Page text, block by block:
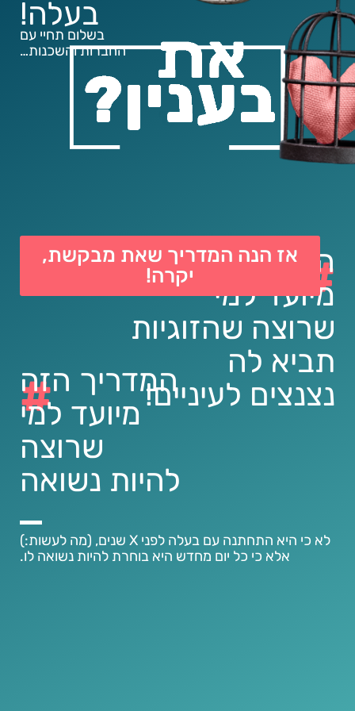
בעלה!
בשלום תחיי עם
החברות והשכנות…
#
המדריך הזה
מיועד למי
שרוצה שהזוגיות
תביא לה
נצנצים לעיניים!
#
המדריך הזה
מיועד למי
שרוצה
להיות נשואה
לא כי היא התחתנה עם בעלה לפני X שנים, (מה לעשות:)
אלא כי כל יום מחדש היא בוחרת להיות נשואה לו.
אז הנה המדריך שאת מבקשת,
יקרה!